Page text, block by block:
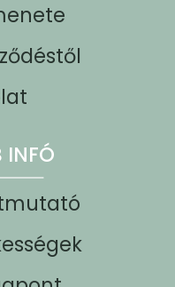
INFÓ